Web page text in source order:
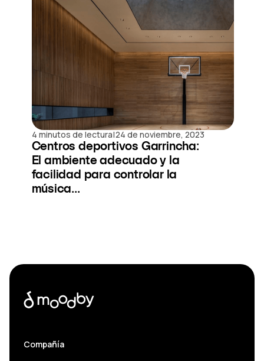
4 minutos de lectura|24 de noviembre, 2023
Centros deportivos Garrincha:
El ambiente adecuado y la
facilidad para controlar la
música...
Compañía